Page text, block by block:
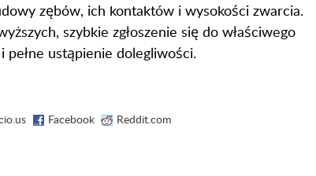
zębów, ich kontaktów i wysokości zwarcia.
szybkie zgłoszenie się do właściwego
pełne ustąpienie dolegliwości.
Facebook Reddit.com